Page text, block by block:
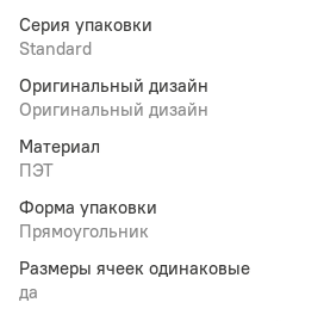
Серия упаковки
Standard
Оригинальный дизайн
Оригинальный дизайн
Материал
ПЭТ
Форма упаковки
Прямоугольник
Размеры ячеек одинаковые
да